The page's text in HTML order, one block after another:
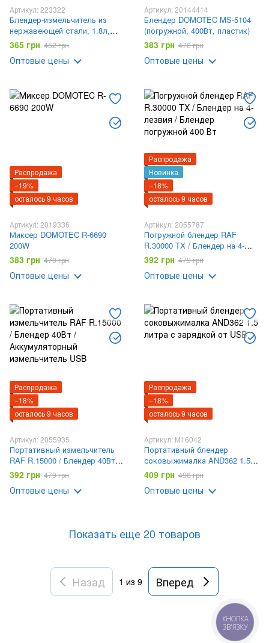
Артикул: 223322
Блендер-измельчитель из
нержавеющей стали, 1.8л,
300Вт
365 грн 452 грн
Оптовые цены
Артикул: 20144414
Блендер DOMOTEC MS-5104
(погружной, 400Вт, пластик)
383 грн 470 грн
Оптовые цены
Распродажа
−19%
осталось 9 часов
Артикул: 2019336
Миксер DOMOTEC R-6690
200W
383 грн 470 грн
Оптовые цены
Распродажа
Новинка
−18%
осталось 9 часов
Артикул: 2055787
Погружной блендер RAF
R.30000 TX / Блендер на 4-
лезвия / Блендер погружной
400 Вт
392 грн 479 грн
Оптовые цены
Распродажа
−18%
осталось 9 часов
Артикул: 2055935
Портативный измельчитель
RAF R.15000 / Блендер 40Вт /
Аккумуляторный
измельчитель USB
392 грн 479 грн
Оптовые цены
Распродажа
−18%
осталось 9 часов
Артикул: М16042
Портативный блендер
соковыжималка AND362 1.5
литра с зарядкой от USB
409 грн 496 грн
Оптовые цены
Показать еще 20 товаров
Назад 1 из 9 Вперед
КНОПКА
ЗВ'ЯЗКУ